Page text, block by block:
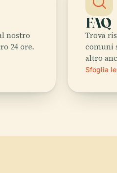
nostro
24 ore.
FAQ
Trova
comuni
altro
Sfoglia le